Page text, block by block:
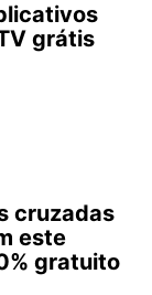
grátis
cruzadas
este
gratuito